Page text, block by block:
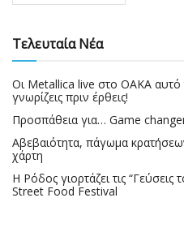
Τελευταία Νέα
Οι Metallica live στο ΟΑΚΑ αυτό
γνωρίζεις πριν έρθεις!
Προσπάθεια για… Game
Αβεβαιότητα, πάγωμα
χάρτη
Η Ρόδος γιορτάζει τις
Street Food Festival